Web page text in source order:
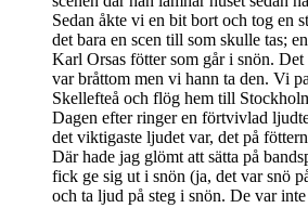
Sedan åkte vi en bit bort och tog en
det bara en scen till som skulle tas;
Karl Orsas fötter som går i snön. Det
var bråttom men vi hann ta den. Vi
Skellefteå och flög hem till
Dagen efter ringer en förtvivlad
det viktigaste ljudet var, det på
Där hade jag glömt att sätta på
fick ge sig ut i snön (ja, det var snö
och ta ljud på steg i snön. De var